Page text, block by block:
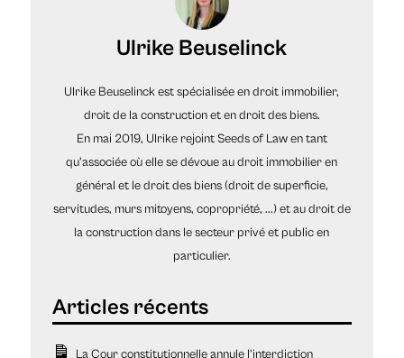
Ulrike Beuselinck
Ulrike Beuselinck est spécialisée en droit immobilier,
droit de la construction et en droit des biens.
En mai 2019, Ulrike rejoint Seeds of Law en tant
qu'associée où elle se dévoue au droit immobilier en
général et le droit des biens (droit de superficie,
servitudes, murs mitoyens, copropriété, ...) et au droit de
la construction dans le secteur privé et public en
particulier.
La Cour constitutionnelle annule l’interdiction